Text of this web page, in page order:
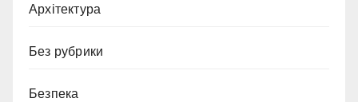
Архітектура
Без рубрики
Безпека